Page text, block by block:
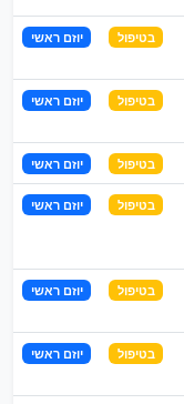
בטיפול יוזם ראשי
בטיפול יוזם ראשי
בטיפול יוזם ראשי
בטיפול יוזם ראשי
בטיפול יוזם ראשי
בטיפול יוזם ראשי